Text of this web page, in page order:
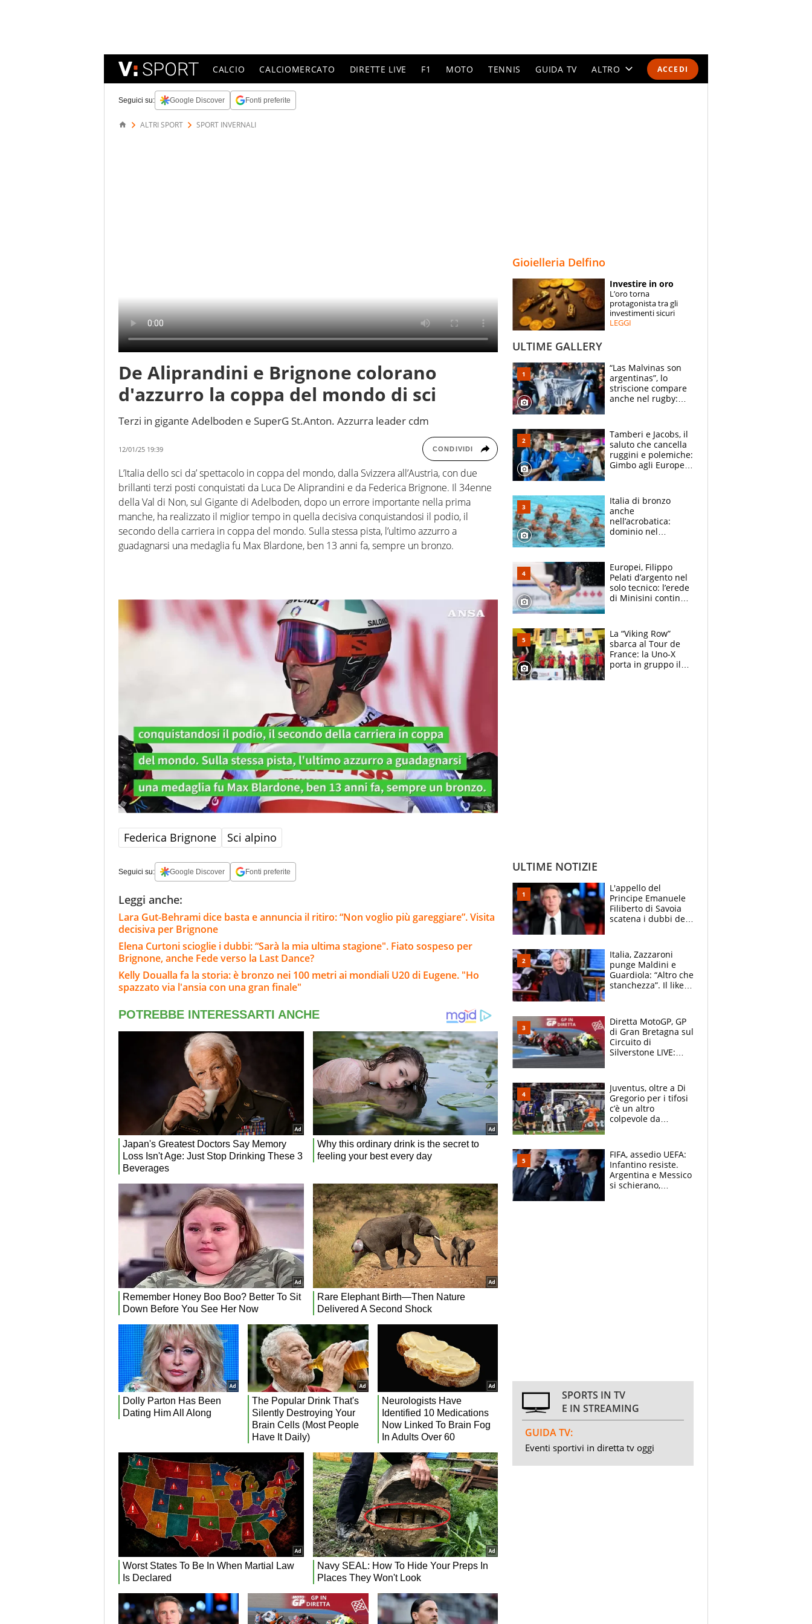
ACCEDI
CALCIO CALCIOMERCATO DIRETTE LIVE F1 MOTO TENNIS GUIDA TV ALTRO
SPECIALI
ESPERTI
Seguici su: Google Discover Fonti preferite
ALTRI SPORT SPORT INVERNALI
De Aliprandini e Brignone colorano
d'azzurro la coppa del mondo di sci
Terzi in gigante Adelboden e SuperG St.Anton. Azzurra leader cdm
12/01/25 19:39 CONDIVIDI
L’Italia dello sci da’ spettacolo in coppa del mondo, dalla Svizzera all’Austria, con due
brillanti terzi posti conquistati da Luca De Aliprandini e da Federica Brignone. Il 34enne
della Val di Non, sul Gigante di Adelboden, dopo un errore importante nella prima
manche, ha realizzato il miglior tempo in quella decisiva conquistandosi il podio, il
secondo della carriera in coppa del mondo. Sulla stessa pista, l’ultimo azzurro a
guadagnarsi una medaglia fu Max Blardone, ben 13 anni fa, sempre un bronzo.
Federica Brignone Sci alpino
Seguici su: Google Discover Fonti preferite
Leggi anche:
Lara Gut-Behrami dice basta e annuncia il ritiro: “Non voglio più gareggiare”. Visita
decisiva per Brignone
Elena Curtoni scioglie i dubbi: “Sarà la mia ultima stagione". Fiato sospeso per
Brignone, anche Fede verso la Last Dance?
Kelly Doualla fa la storia: è bronzo nei 100 metri ai mondiali U20 di Eugene. "Ho
spazzato via l'ansia con una gran finale"
Gioielleria Delfino
Investire in oro
L’oro torna
protagonista tra gli
investimenti sicuri
LEGGI
ULTIME GALLERY
“Las Malvinas son
argentinas”, lo
striscione compare
anche nel rugby:
un caso
Tamberi e Jacobs, il
saluto che cancella
ruggini e polemiche:
Gimbo agli Europei
Italia di bronzo
anche
nell’acrobatica:
dominio nel
e compagni
continuare
Europei, Filippo
Pelati d’argento nel
solo tecnico: l’erede
di Minisini continua
mirino
La “Viking Row”
sbarca al Tour de
France: la Uno-X
porta in gruppo il
ULTIME NOTIZIE
L'appello del
Principe Emanuele
Filiberto di Savoia
scatena i dubbi dei
Italia, Zazzaroni
punge Maldini e
Guardiola: “Altro che
stanchezza”. Il like
Diretta MotoGP, GP
di Gran Bretagna sul
Circuito di
Silverstone LIVE:
Bezzecchi alle spalle
Juventus, oltre a Di
Gregorio per i tifosi
c’è un altro
colpevole da
FIFA, assedio UEFA:
Infantino resiste.
Argentina e Messico
si schierano,
SPORTS IN TV
E IN STREAMING
GUIDA TV:
Eventi sportivi in diretta tv oggi